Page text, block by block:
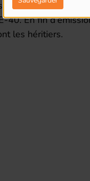
revendiqués, en
40. En fin
les héritiers.